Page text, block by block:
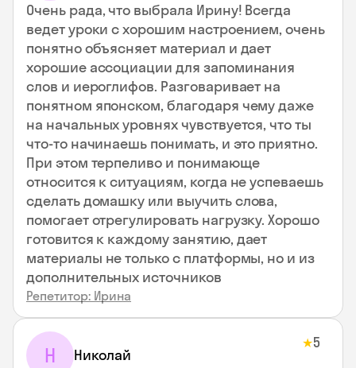
Очень рада, что выбрала Ирину! Всегда
ведет уроки с хорошим настроением, очень
понятно объясняет материал и дает
хорошие ассоциации для запоминания
слов и иероглифов. Разговаривает на
понятном японском, благодаря чему даже
на начальных уровнях чувствуется, что ты
что-то начинаешь понимать, и это приятно.
При этом терпеливо и понимающе
относится к ситуациям, когда не успеваешь
сделать домашку или выучить слова,
помогает отрегулировать нагрузку. Хорошо
готовится к каждому занятию, дает
материалы не только с платформы, но и из
дополнительных источников
Репетитор: Ирина
Н Николай
★5